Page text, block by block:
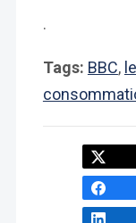
.
Tags: BBC,